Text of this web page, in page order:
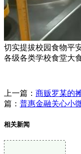
切实提拔校园食物平
各级各类学校食堂大
上一篇： 商贩罗某的
篇： 普惠金融关心小
相关新闻